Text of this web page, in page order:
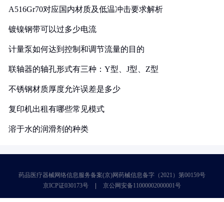
A516Gr70对应国内材质及低温冲击要求解析
镀镍钢带可以过多少电流
计量泵如何达到控制和调节流量的目的
联轴器的轴孔形式有三种：Y型、J型、Z型
不锈钢材质厚度允许误差是多少
复印机出租有哪些常见模式
溶于水的润滑剂的种类
药品医疗器械网络信息服务备案(京)网药械信息备字（2021）第00159号
京ICP证030173号
京公网安备11000002000001号